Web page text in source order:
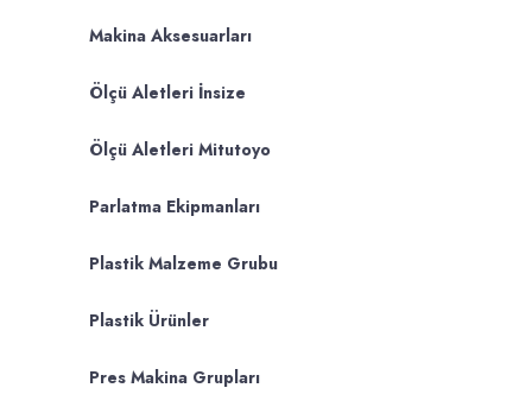
Makina Aksesuarları
Ölçü Aletleri İnsize
Ölçü Aletleri Mitutoyo
Parlatma Ekipmanları
Plastik Malzeme Grubu
Plastik Ürünler
Pres Makina Grupları